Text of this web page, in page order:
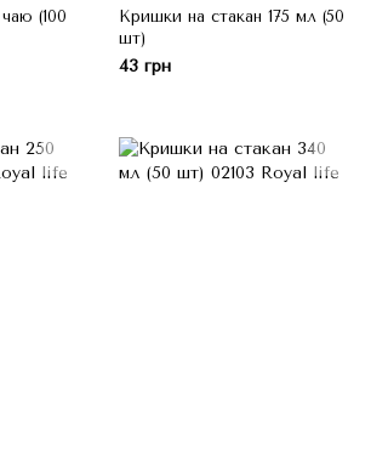
(100
Кришки на стакан 175 мл (50
шт)
43 грн